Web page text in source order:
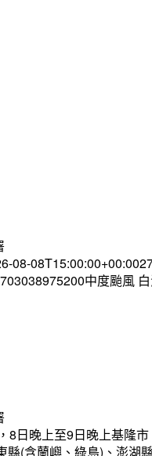
08-
中度颱風
8日晚上至9日晚上基隆
縣(含蘭嶼、綠島)、澎湖